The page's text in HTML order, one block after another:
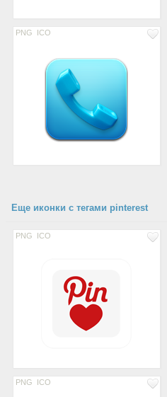
PNG ICO
Еще иконки с тегами pinterest
PNG ICO
PNG ICO